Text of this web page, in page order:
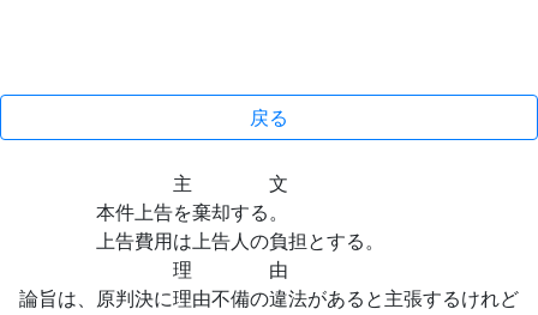
戻る
主 文
本件上告を棄却する。
上告費用は上告人の負担とする。
理 由
論旨は、原判決に理由不備の違法があると主張するけれど